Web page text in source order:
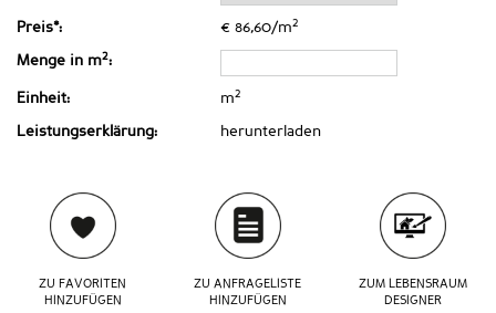
Preis*: € 86,60/m2
Menge in m2:
Einheit: m2
Leistungserklärung: herunterladen
ZU FAVORITEN
HINZUFÜGEN
ZU ANFRAGELISTE
HINZUFÜGEN
ZUM LEBENSRAUM
DESIGNER